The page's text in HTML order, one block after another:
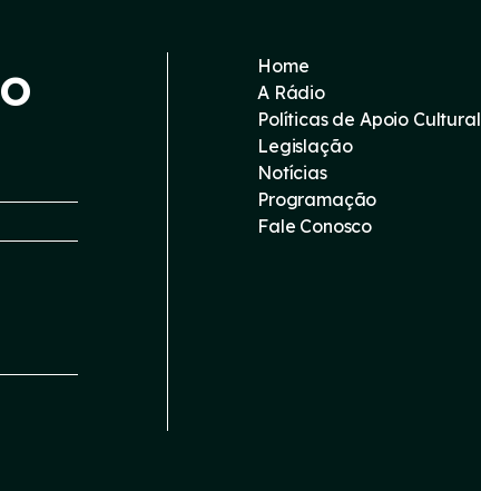
Home
A Rádio
Políticas de Apoio Cultural
Legislação
Notícias
Programação
Fale Conosco